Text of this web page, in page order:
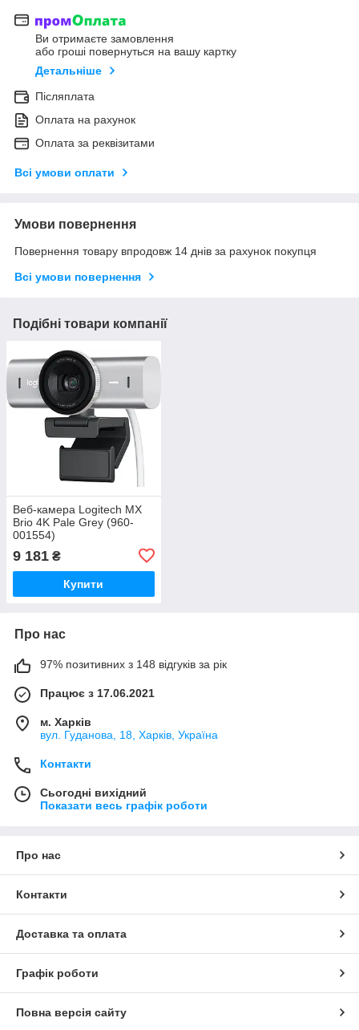
Ви отримаєте замовлення
або гроші повернуться на вашу картку
Детальніше
Післяплата
Оплата на рахунок
Оплата за реквізитами
Всі умови оплати
Умови повернення
Повернення товару впродовж 14 днів за рахунок покупця
Всі умови повернення
Подібні товари компанії
Веб-камера Logitech MX
Brio 4K Pale Grey (960-
001554)
9 181 ₴
Купити
Про нас
97% позитивних з 148 відгуків за рік
Працює з 17.06.2021
м. Харків
вул. Гуданова, 18, Харків, Україна
Контакти
Сьогодні вихідний
Показати весь графік роботи
Про нас
Контакти
Доставка та оплата
Графік роботи
Повна версія сайту